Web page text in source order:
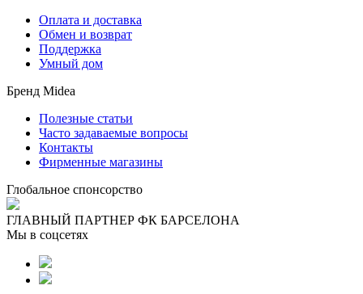
Оплата и доставка
Обмен и возврат
Поддержка
Умный дом
Бренд Midea
Полезные статьи
Часто задаваемые вопросы
Контакты
Фирменные магазины
Глобальное спонсорство
ГЛАВНЫЙ ПАРТНЕР ФК БАРСЕЛОНА
Мы в соцсетях